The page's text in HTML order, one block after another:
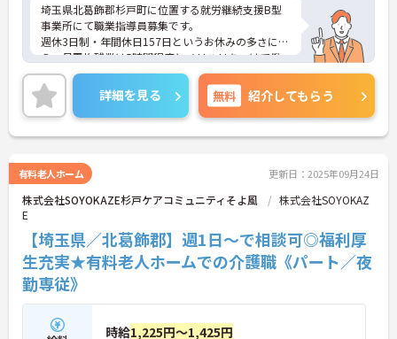
埼玉県北葛飾郡杉戸町に位置する就労継続支援B型
事業所にて職業指導員募集です。
週休3日制・年間休日157日というお休みの多さに加
え、月平均残業は5時間程度とメリハリをつけて働
ける環境です。
ご興味のある方には、面接対策ポイントなど、さら
に詳細をお話いたしますので、お気軽にご相談くだ
さい。
詳細を見る 無料 紹介してもらう
有料老人ホーム 更新日：2025年09月24日
株式会社SOYOKAZE杉戸ケアコミュニティそよ風
株式会社SOYOKAZ
E
【埼玉県／北葛飾郡】週1日～で相談可◎福利厚
生充実★有料老人ホームでの介護職《パート／夜
勤専従》
時給1,225円～1,425円